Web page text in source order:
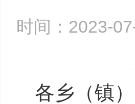
时间：2023-
各乡（镇